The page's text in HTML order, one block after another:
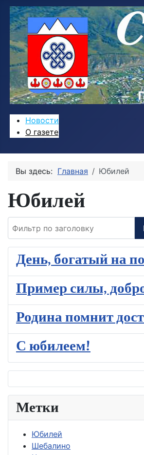
Новости
О газете
Вы здесь: Главная Юбилей
Юбилей
День, богатый на
Пример силы,
Родина помнит
С юбилеем!
Метки
Юбилей
Шебалино